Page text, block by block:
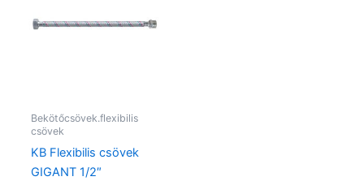
Bekötőcsövek.flexibilis
csövek
KB Flexibilis csövek
GIGANT 1/2″